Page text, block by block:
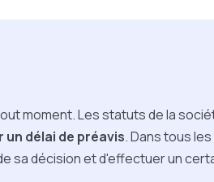
moment. Les statuts de la
un délai de préavis. Dans tous les
sa décision et d'effectuer un